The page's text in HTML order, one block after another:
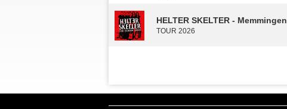
HELTER SKELTER - Memmingen
TOUR 2026